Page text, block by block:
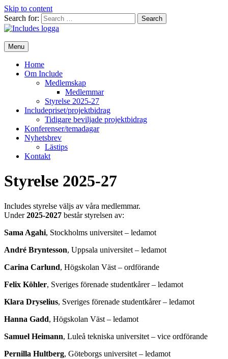
Skip to content
Search for:
Menu
Home
Om Include
Medlemskap
Medlemmar
Styrelse 2025-27
Includepriset/projektbidrag
Tidigare beviljade projektbidrag
Konferenser/temadagar
Nyhetsbrev
Lästips
Kontakt
Styrelse 2025-27
Includes styrelse väljs av våra medlemmar.
Under2025-2027 består styrelsen av:
Sama Agahi, Stockholms universitet – ledamot
André Bryntesson, Uppsala universitet – ledamot
Carina Carlund, Högskolan Väst – ordförande
Felix Köhler, Sveriges förenade studentkårer – ledamot
Klara Dryselius, Sveriges förenade studentkårer – ledamot
Hanna Gadd, Högskolan Väst – ledamot
Samuel Heimann, Luleå tekniska universitet – vice ordförande
Pernilla Hultberg, Göteborgs universitet – ledamot